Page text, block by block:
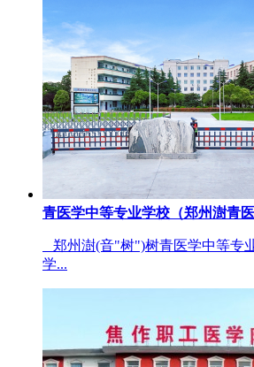
青医学中等专业学校（郑州澍青医
郑州澍(音"树")树青医学中等专
学...